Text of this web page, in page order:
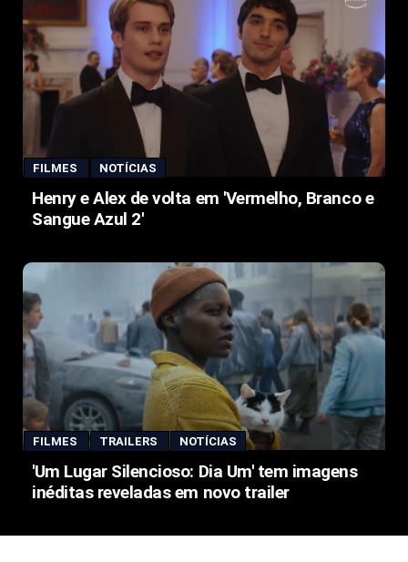
FILMES NOTÍCIAS
Henry e Alex de volta em 'Vermelho, Branco e
Sangue Azul 2'
FILMES TRAILERS NOTÍCIAS
'Um Lugar Silencioso: Dia Um' tem imagens
inéditas reveladas em novo trailer